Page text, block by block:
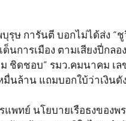
รุษ การันตี บอกไม่ได้ส่ง “
นการเมือง ตามเสียงปี่กล
ชิดชอบ” รมว.คมนาคม เ
นล้าน แถมบอกใบ้ว่าเงินดั
พทย์ นโยบายเรือธงของ